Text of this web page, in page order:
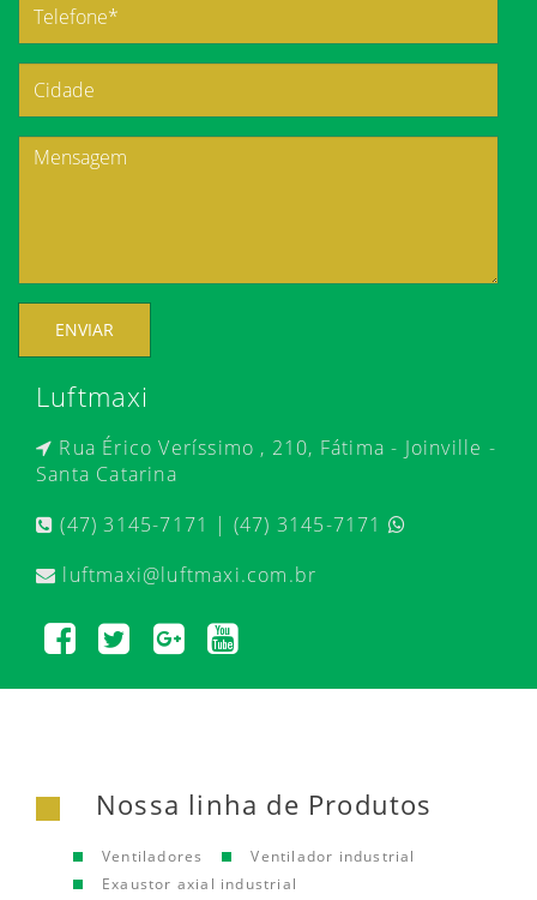
ENVIAR
Luftmaxi
Rua Érico Veríssimo , 210, Fátima - Joinville -
Santa Catarina
(47) 3145-7171 | (47) 3145-7171
luftmaxi@luftmaxi.com.br
Nossa linha de Produtos
Ventiladores
Ventilador industrial
Exaustor axial industrial